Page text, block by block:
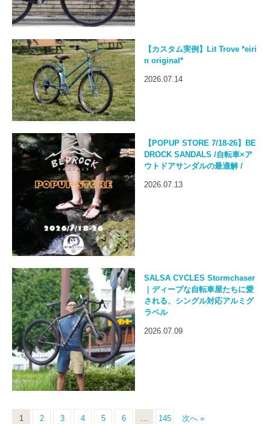
【カスタム実例】Lit Trove *eiri
n original*
2026.07.14
【POPUP STORE 7/18-26】BE
DROCK SANDALS /自転車×ア
ウトドアサンダルの最適解 /
2026.07.13
SALSA CYCLES Stormchaser
｜ディープな自転車屋たちに愛
される、シングル対応アルミグ
ラベル
2026.07.09
1 2 3 4 5 6 … 145 次へ »